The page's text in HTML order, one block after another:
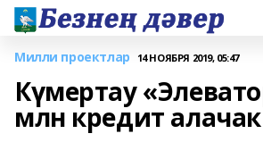
Милли проектлар 14 НОЯБРЯ 2019, 05:47
Күмертау
млн кредит алачак